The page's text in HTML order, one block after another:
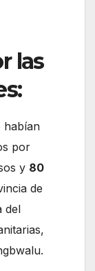
las
habían
por
y 80
de
del